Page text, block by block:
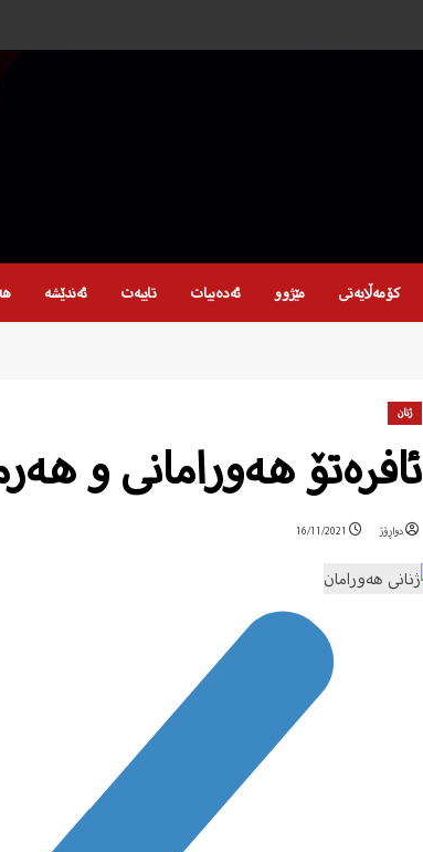
کۆمەڵایەتی مێژوو ئەدەبیات تایبەت ئەندێشە
ژنان
ئافرەتۆ هەورامانی و
دواڕۆژ 16/11/2021